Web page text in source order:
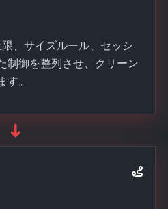
、サイズルール、セッシ
制御を整列させ、クリーン
。
➜